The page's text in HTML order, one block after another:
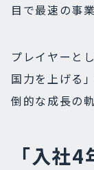
目で最速の事
プレイヤーと
国力を上げる
倒的な成長の
「入社